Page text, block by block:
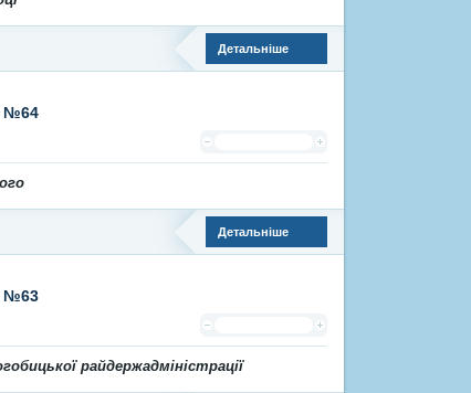
Детальніше
№64
Детальніше
№63
райдержадміністрації